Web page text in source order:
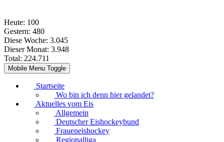
Heute: 100
Gestern: 480
Diese Woche: 3.045
Dieser Monat: 3.948
Total: 224.711
Mobile Menu Toggle
Startseite
Wo bin ich denn hier gelandet?
Aktuelles vom Eis
Allgemein
Deutscher Eishockeybund
Fraueneishockey
Regionalliga